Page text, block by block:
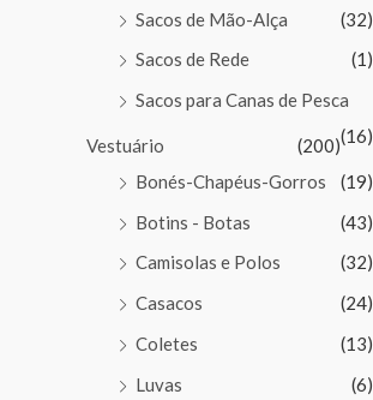
Sacos de Mão-Alça
(32)
Sacos de Rede
(1)
Sacos para Canas de Pesca
(16)
Vestuário
(200)
Bonés-Chapéus-Gorros
(19)
Botins - Botas
(43)
Camisolas e Polos
(32)
Casacos
(24)
Coletes
(13)
Luvas
(6)